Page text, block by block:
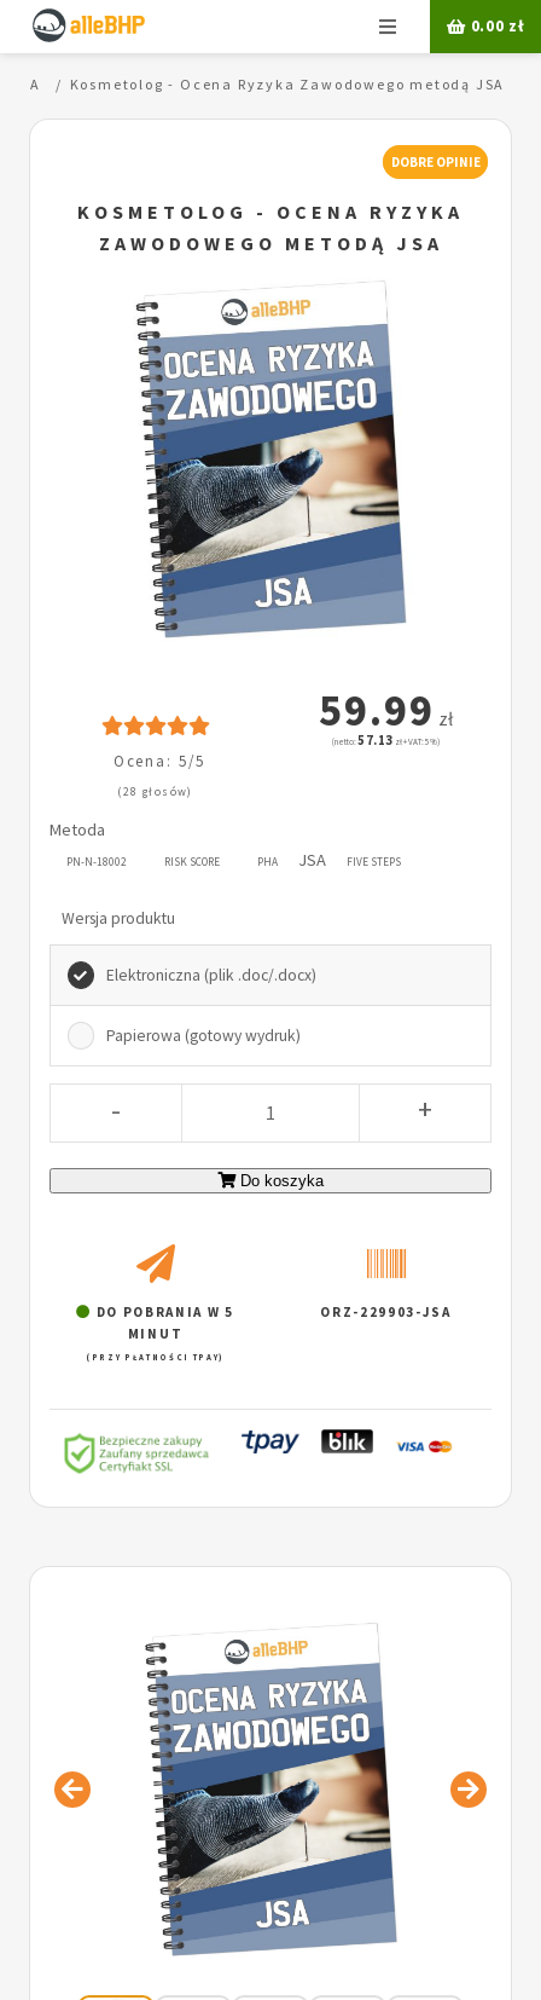
Menu 0.00 zł
JSA Kosmetolog - Ocena Ryzyka Zawodowego metodą JSA
DOBRE OPINIE
KOSMETOLOG - OCENA RYZYKA
ZAWODOWEGO METODĄ JSA
Ocena: 5/5
(28 głosów)
59.99 zł
(netto:57.13 zł + VAT: 5%)
Metoda
PN-N-18002 RISK SCORE PHA JSA FIVE STEPS
Wersja produktu
Elektroniczna (plik .doc/.docx)
Papierowa (gotowy wydruk)
- +
Do koszyka
DO POBRANIA W 5
MINUT
(PRZY PŁATNOŚCI TPAY)
ORZ-229903-JSA